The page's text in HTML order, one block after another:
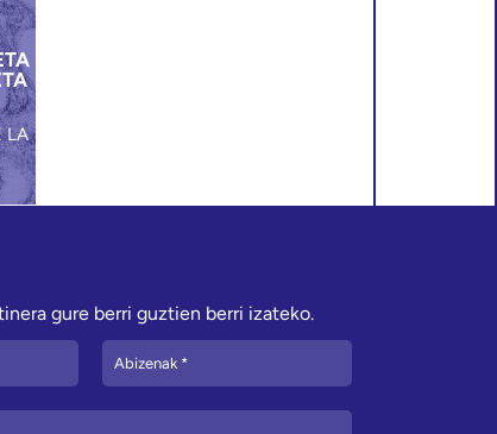
LA
gure berri guztien berri izateko.